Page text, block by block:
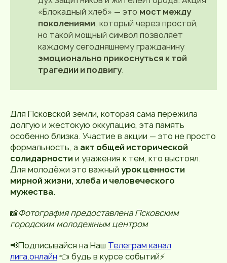
«Блокадный хлеб» — это мост между
поколениями, который через простой,
но такой мощный символ позволяет
каждому сегодняшнему гражданину
эмоционально прикоснуться к той
трагедии и подвигу.
Для Псковской земли, которая сама пережила
долгую и жестокую оккупацию, эта память
особенно близка. Участие в акции — это не просто
формальность, а акт общей исторической
солидарностии уважения к тем, кто выстоял.
Для молодёжи это важный урок ценности
мирной жизни, хлеба и человеческого
мужества.
📸Фотография предоставлена Псковским
городским молодежным центром
📢Подписывайся на Наш Телеграм канал
лига.онлайн 👈 будь в курсе событий⚡️